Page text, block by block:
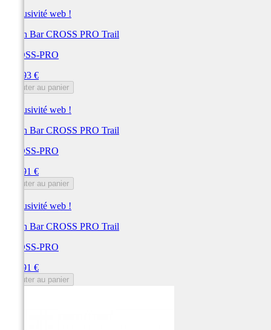
Exclusivité web !
Crash Bar CROSS PRO Trail
CROSS-PRO
354,93 €
Ajouter au panier
Exclusivité web !
Crash Bar CROSS PRO Trail
CROSS-PRO
349,91 €
Ajouter au panier
Exclusivité web !
Crash Bar CROSS PRO Trail
CROSS-PRO
349,91 €
Ajouter au panier